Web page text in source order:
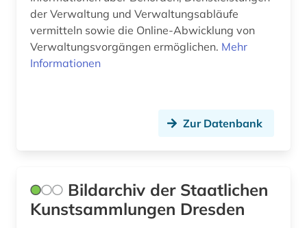
schulrecht (1)
schweiz (1)
universitätsbibliothek dresden (1)
der Verwaltung und Verwaltungsabläufe
vermitteln sowie die Online-Abwicklung von
Verwaltungsvorgängen ermöglichen. Mehr
Informationen
Zur Datenbank
Bildarchiv der Staatlichen
Kunstsammlungen Dresden